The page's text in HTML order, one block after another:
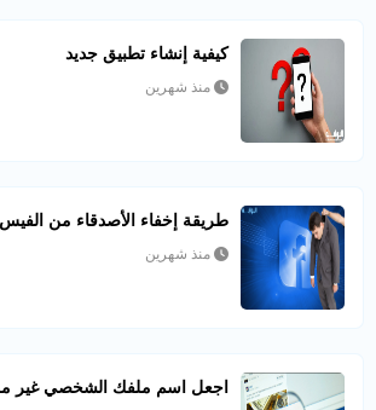
كيفية إنشاء تطبيق جديد
منذ شهرين
طريقة إخفاء الأصدقاء من
منذ شهرين
اجعل اسم ملفك الشخصي غير